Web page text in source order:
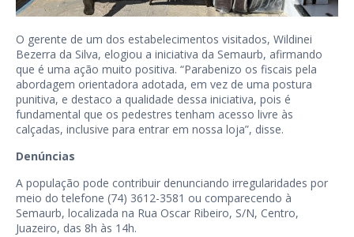
O gerente de um dos estabelecimentos visitados, Wildinei
Bezerra da Silva, elogiou a iniciativa da Semaurb, afirmando
que é uma ação muito positiva. “Parabenizo os fiscais pela
abordagem orientadora adotada, em vez de uma postura
punitiva, e destaco a qualidade dessa iniciativa, pois é
fundamental que os pedestres tenham acesso livre às
calçadas, inclusive para entrar em nossa loja”, disse.
Denúncias
A população pode contribuir denunciando irregularidades por
meio do telefone (74) 3612-3581 ou comparecendo à
Semaurb, localizada na Rua Oscar Ribeiro, S/N, Centro,
Juazeiro, das 8h às 14h.